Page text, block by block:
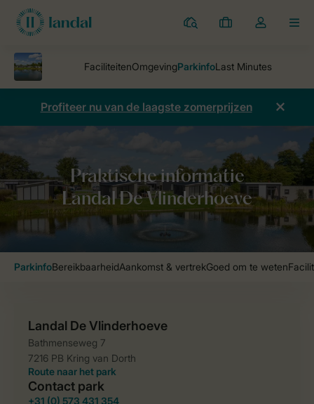
Parken
Mijn
Open
mijn
account
Profiteer nu van de laagste zomerprijzen